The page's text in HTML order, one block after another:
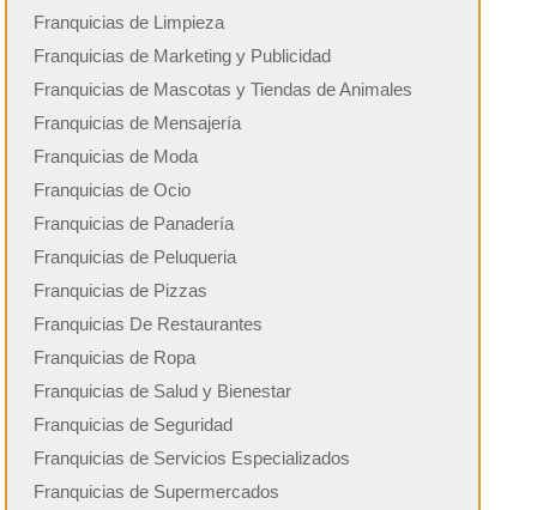
Franquicias de Limpieza
Franquicias de Marketing y Publicidad
Franquicias de Mascotas y Tiendas de Animales
Franquicias de Mensajería
Franquicias de Moda
Franquicias de Ocio
Franquicias de Panadería
Franquicias de Peluqueria
Franquicias de Pizzas
Franquicias De Restaurantes
Franquicias de Ropa
Franquicias de Salud y Bienestar
Franquicias de Seguridad
Franquicias de Servicios Especializados
Franquicias de Supermercados